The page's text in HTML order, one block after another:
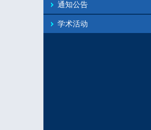
通知公告
学术活动